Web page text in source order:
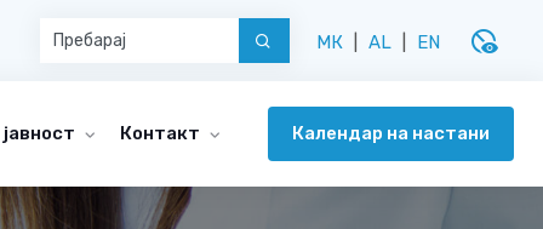
МК AL EN disabled_visible
Контакт Календар на настани